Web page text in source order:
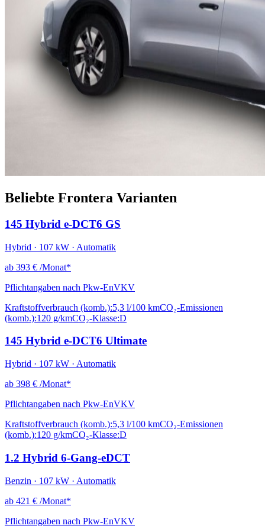
Beliebte Frontera Varianten
145 Hybrid e-DCT6 GS
Hybrid · 107 kW · Automatik
ab 393 € /Monat*
Pflichtangaben nach Pkw-EnVKV
Kraftstoffverbrauch (komb.):5,3 l/100 kmCO₂-Emissionen
(komb.):120 g/kmCO₂-Klasse:D
145 Hybrid e-DCT6 Ultimate
Hybrid · 107 kW · Automatik
ab 398 € /Monat*
Pflichtangaben nach Pkw-EnVKV
Kraftstoffverbrauch (komb.):5,3 l/100 kmCO₂-Emissionen
(komb.):120 g/kmCO₂-Klasse:D
1.2 Hybrid 6-Gang-eDCT
Benzin · 107 kW · Automatik
ab 421 € /Monat*
Pflichtangaben nach Pkw-EnVKV